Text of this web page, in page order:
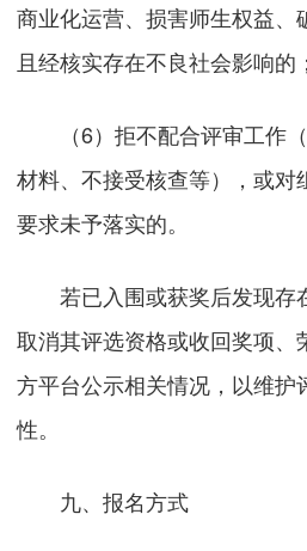
商业化运营、损害师生权益、
且经核实存在不良社会影响的；
（6）拒不配合评审工作（
材料、不接受核查等），或对
要求未予落实的。
若已入围或获奖后发现存
取消其评选资格或收回奖项、
方平台公示相关情况，以维护
性。
九、报名方式